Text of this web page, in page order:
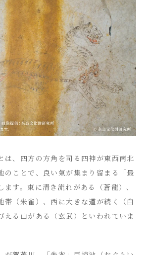
は、四方の方角を司る四神が東西南北
のことで、良い氣が集まり留まる「最
ます。東に清き流れがある（蒼龍）、
帯（朱雀）、西に大きな道が続く（白
える山がある（玄武）といわれていま